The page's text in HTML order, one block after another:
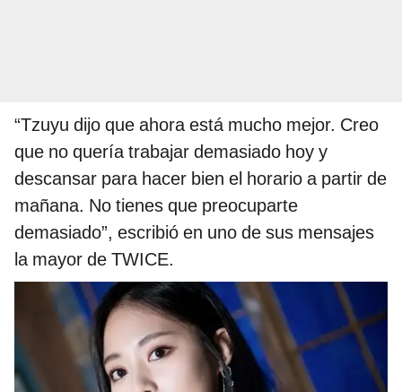
“Tzuyu dijo que ahora está mucho mejor. Creo
que no quería trabajar demasiado hoy y
descansar para hacer bien el horario a partir de
mañana. No tienes que preocuparte
demasiado”, escribió en uno de sus mensajes
la mayor de TWICE.